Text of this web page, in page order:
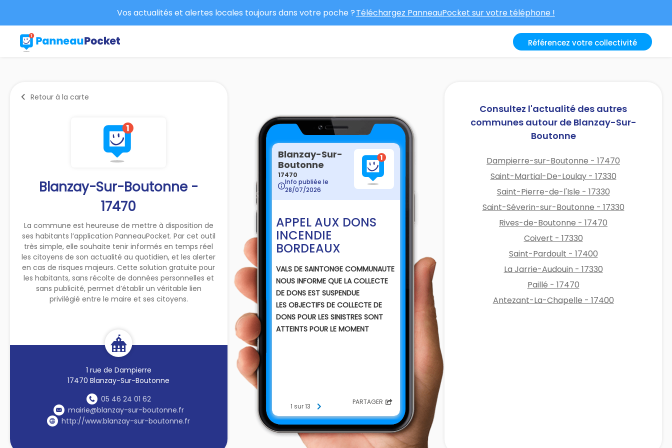
Vos actualités et alertes locales toujours dans votre poche ?Téléchargez PanneauPocket sur votre téléphone !
Référencez votre collectivité
Retour à la carte
Blanzay-Sur-Boutonne -
17470
La commune est heureuse de mettre à disposition de
ses habitants l’application PanneauPocket. Par cet outil
très simple, elle souhaite tenir informés en temps réel
les citoyens de son actualité au quotidien, et les alerter
en cas de risques majeurs. Cette solution gratuite pour
les habitants, sans récolte de données personnelles et
sans publicité, permet d’établir un véritable lien
privilégié entre le maire et ses citoyens.
1 rue de Dampierre
17470 Blanzay-Sur-Boutonne
05 46 24 01 62
mairie@blanzay-sur-boutonne.fr
http://www.blanzay-sur-boutonne.fr
Blanzay-Sur-
Boutonne
17470
Info publiée le
28/07/2026
APPEL AUX DONS
INCENDIE
BORDEAUX
VALS DE SAINTONGE COMMUNAUTE
NOUS INFORME QUE LA COLLECTE
DE DONS EST SUSPENDUE
LES OBJECTIFS DE COLLECTE DE
DONS POUR LES SINISTRES SONT
ATTEINTS POUR LE MOMENT
1 sur 13 PARTAGER
Consultez l'actualité des autres
communes autour de Blanzay-Sur-
Boutonne
Dampierre-sur-Boutonne - 17470
Saint-Martial-De-Loulay - 17330
Saint-Pierre-de-l'Isle - 17330
Saint-Séverin-sur-Boutonne - 17330
Rives-de-Boutonne - 17470
Coivert - 17330
Saint-Pardoult - 17400
La Jarrie-Audouin - 17330
Paillé - 17470
Antezant-La-Chapelle - 17400